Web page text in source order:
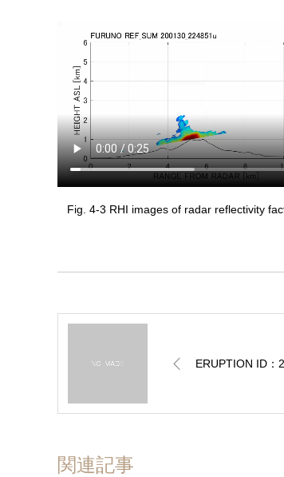
Fig. 4-3 RHI images of radar reflectivity
ERUPTION ID：
関連記事